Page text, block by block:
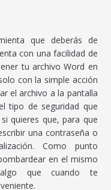
que deberás de
con una facilidad de
tu archivo Word en
con la simple acción
el archivo a la pantalla
tipo de seguridad que
quieres que, para que
una contraseña o
Como punto
en el mismo
algo que cuando te